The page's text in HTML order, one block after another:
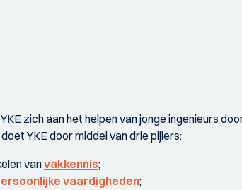
zich aan het helpen van jonge ingenieurs
YKE door middel van drie pijlers:
vanvakkennis;
vaardigheden;